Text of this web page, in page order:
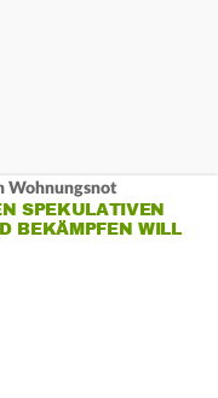
Wohnungsnot
SPEKULATIVEN
BEKÄMPFEN WILL